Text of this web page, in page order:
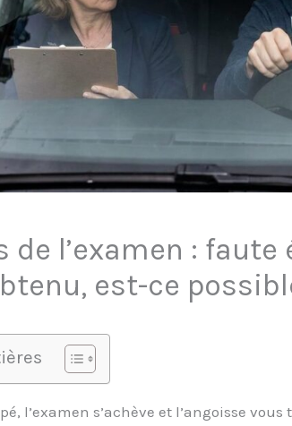
de l’examen :
est-ce
l’examen s’achève et l’angoisse